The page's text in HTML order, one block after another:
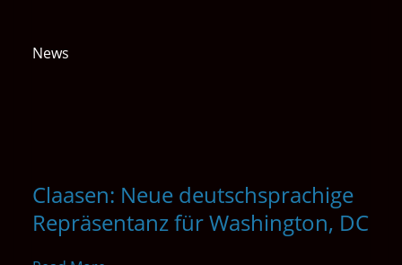
News
Claasen: Neue deutschsprachige
Repräsentanz für Washington, DC